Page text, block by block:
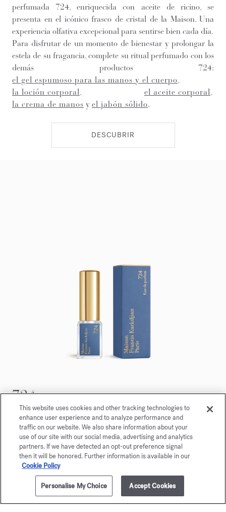
NOTIFÍCAME 175,00 €
perfumada 724, enriquecida con aceite de ricino, se
presenta en el icónico frasco de cristal de la Maison. Una
experiencia olfativa excepcional para sentirse bien cada día.
Para disfrutar de un momento de bienestar y prolongar la
estela de su fragancia, complete su ritual perfumado con los
demás productos 724:
el gel espumoso para las manos y el cuerpo
la loción corporal
el aceite corporal
la crema de manos y el jabón sólido.
DESCUBRIR
724
Eau de parfum 5ml
Maison Francis Kurkdjian se complace en ofrecerle
724 Eau de parfum 5ml.
This website uses cookies and other tracking technologies to
enhance user experience and to analyze performance and
traffic on our website. We also share information about your
use of our site with our social media, advertising and analytics
partners. If we have detected an opt-out preference signal
then it will be honored. Further information is available in our
Cookie Policy
Personalise My Choice Accept Cookies